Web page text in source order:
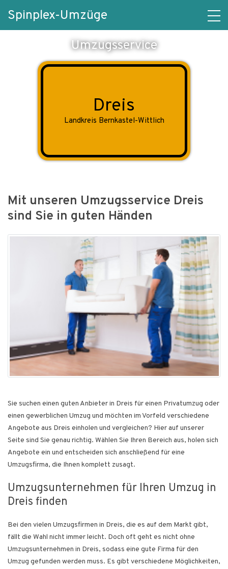
Spinplex-Umzüge
Umzugsservice
Dreis
Landkreis Bernkastel-Wittlich
Mit unseren Umzugsservice Dreis
sind Sie in guten Händen
Sie suchen einen guten Anbieter in Dreis für einen Privatumzug oder
einen gewerblichen Umzug und möchten im Vorfeld verschiedene
Angebote aus Dreis einholen und vergleichen? Hier auf unserer
Seite sind Sie genau richtig. Wählen Sie Ihren Bereich aus, holen sich
Angebote ein und entscheiden sich anschließend für eine
Umzugsfirma, die Ihnen komplett zusagt.
Umzugsunternehmen für Ihren Umzug in
Dreis finden
Bei den vielen Umzugsfirmen in Dreis, die es auf dem Markt gibt,
fällt die Wahl nicht immer leicht. Doch oft geht es nicht ohne
Umzugsunternehmen in Dreis, sodass eine gute Firma für den
Umzug gefunden werden muss. Es gibt verschiedene Möglichkeiten,